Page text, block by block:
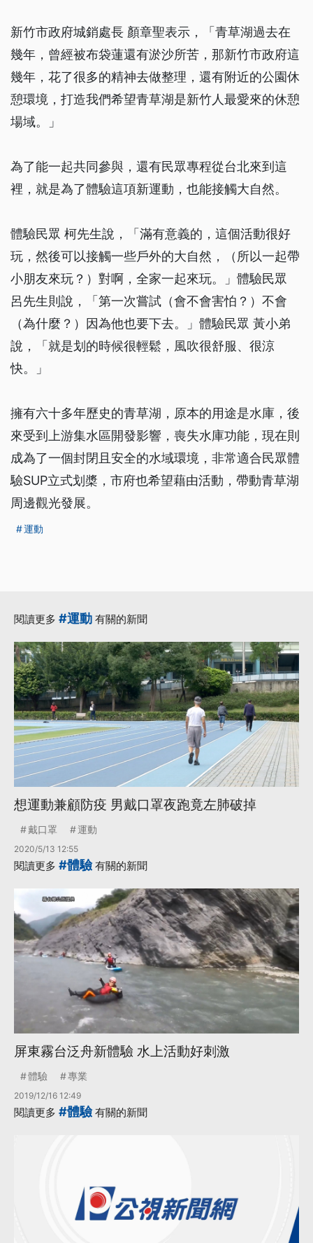
新竹市政府城銷處長 顏章聖表示，「青草湖過去在
幾年，曾經被布袋蓮還有淤沙所苦，那新竹市政府這
幾年，花了很多的精神去做整理，還有附近的公園休
憩環境，打造我們希望青草湖是新竹人最愛來的休憩
場域。」
為了能一起共同參與，還有民眾專程從台北來到這
裡，就是為了體驗這項新運動，也能接觸大自然。
體驗民眾 柯先生說，「滿有意義的，這個活動很好
玩，然後可以接觸一些戶外的大自然，（所以一起帶
小朋友來玩？）對啊，全家一起來玩。」體驗民眾
呂先生則說，「第一次嘗試（會不會害怕？）不會
（為什麼？）因為他也要下去。」體驗民眾 黃小弟
說，「就是划的時候很輕鬆，風吹很舒服、很涼
快。」
擁有六十多年歷史的青草湖，原本的用途是水庫，後
來受到上游集水區開發影響，喪失水庫功能，現在則
成為了一個封閉且安全的水域環境，非常適合民眾體
驗SUP立式划槳，市府也希望藉由活動，帶動青草湖
周邊觀光發展。
運動
閱讀更多 #運動 有關的新聞
想運動兼顧防疫 男戴口罩夜跑竟左肺破掉
戴口罩 運動
2020/5/13 12:55
閱讀更多 #體驗有關的新聞
屏東霧台泛舟新體驗 水上活動好刺激
體驗 專業
2019/12/16 12:49
閱讀更多 #體驗有關的新聞